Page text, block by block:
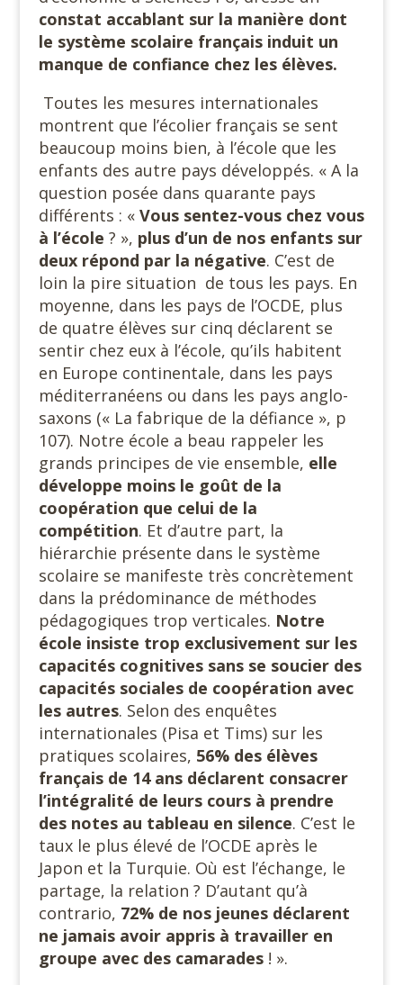
constat accablant sur la manière dont
le système scolaire français induit un
manque de confiance chez les élèves.
Toutes les mesures internationales
montrent que l’écolier français se sent
beaucoup moins bien, à l’école que les
enfants des autre pays développés. « A la
question posée dans quarante pays
différents : « Vous sentez-vous chez vous
à l’école ? », plus d’un de nos enfants sur
deux répond par la négative. C’est de
loin la pire situation de tous les pays. En
moyenne, dans les pays de l’OCDE, plus
de quatre élèves sur cinq déclarent se
sentir chez eux à l’école, qu’ils habitent
en Europe continentale, dans les pays
méditerranéens ou dans les pays anglo-
saxons (« La fabrique de la défiance », p
107). Notre école a beau rappeler les
grands principes de vie ensemble, elle
développe moins le goût de la
coopération que celui de la
compétition. Et d’autre part, la
hiérarchie présente dans le système
scolaire se manifeste très concrètement
dans la prédominance de méthodes
pédagogiques trop verticales. Notre
école insiste trop exclusivement sur les
capacités cognitives sans se soucier des
capacités sociales de coopération avec
les autres. Selon des enquêtes
internationales (Pisa et Tims) sur les
pratiques scolaires, 56% des élèves
français de 14 ans déclarent consacrer
l’intégralité de leurs cours à prendre
des notes au tableau en silence. C’est le
taux le plus élevé de l’OCDE après le
Japon et la Turquie. Où est l’échange, le
partage, la relation ? D’autant qu’à
contrario, 72% de nos jeunes déclarent
ne jamais avoir appris à travailler en
groupe avec des camarades ! ».